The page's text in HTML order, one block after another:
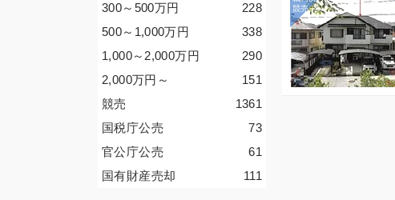
228
300～500万円
338
500～1,000万円
290
1,000～2,000万円
151
2,000万円 ～
1361
競売
73
国税庁公売
61
官公庁公売
111
国有財産売却